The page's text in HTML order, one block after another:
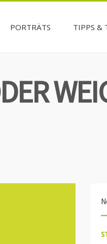
PORTRÄTS TIPPS &